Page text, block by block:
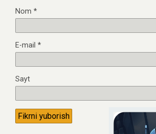
Nom *
E-mail *
Sayt